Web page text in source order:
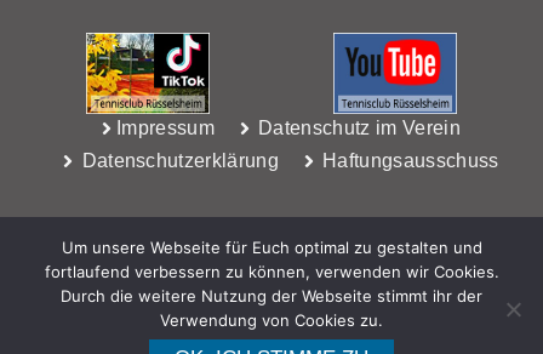
Impressum
Datenschutz im Verein
Datenschutzerklärung
Haftungsausschuss
WebDesign Riedel, Rüsselsheim
Um unsere Webseite für Euch optimal zu gestalten und
fortlaufend verbessern zu können, verwenden wir Cookies.
Durch die weitere Nutzung der Webseite stimmt ihr der
Verwendung von Cookies zu.